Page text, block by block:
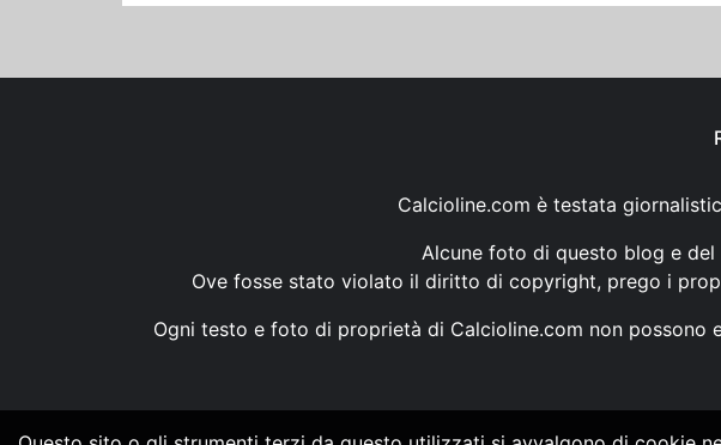
Calcioline.com è testata
Alcune foto di questo blog e
Ove fosse stato violato il diritto di copyright, prego i
Ogni testo e foto di proprietà di Calcioline.com non possono